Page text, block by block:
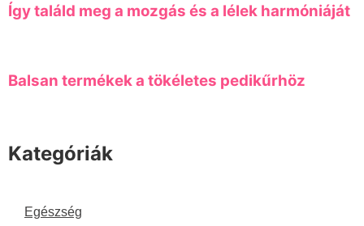
Így találd meg a mozgás és a lélek harmóniáját
Balsan termékek a tökéletes pedikűrhöz
Kategóriák
Egészség